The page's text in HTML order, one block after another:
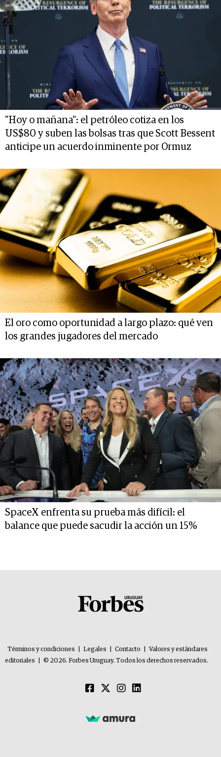
"Hoy o mañana": el petróleo cotiza en los
US$80 y suben las bolsas tras que Scott Bessent
anticipe un acuerdo inminente por Ormuz
El oro como oportunidad a largo plazo: qué ven
los grandes jugadores del mercado
SpaceX enfrenta su prueba más difícil: el
balance que puede sacudir la acción un 15%
Términos y condiciones Legales Contacto
Valores y estándares
editoriales
© 2026. Forbes Uruguay. Todos los derechos reservados.